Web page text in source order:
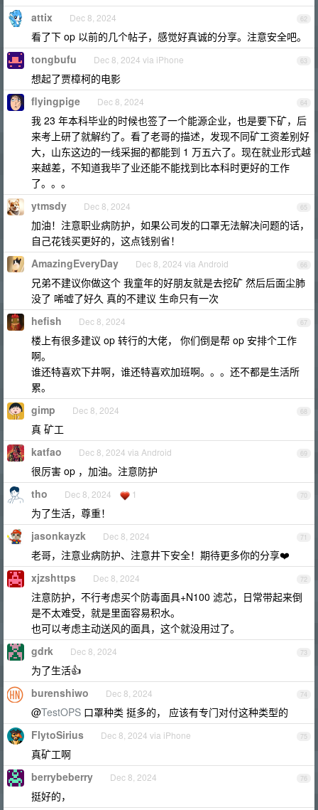
62
attix Dec 8, 2024
看了下 op 以前的几个帖子，感觉好真诚的分享。注意安全吧。
63
tongbufu Dec 8, 2024 via iPhone
想起了贾樟柯的电影
64
flyingpige Dec 8, 2024
我 23 年本科毕业的时候也签了一个能源企业，也是要下矿，后
来考上研了就解约了。看了老哥的描述，发现不同矿工资差别好
大，山东这边的一线采掘的都能到 1 万五六了。现在就业形式越
来越差，不知道我毕了业还能不能找到比本科时更好的工作
了。。。
65
ytmsdy Dec 8, 2024
加油！注意职业病防护，如果公司发的口罩无法解决问题的话，
自己花钱买更好的，这点钱别省！
66
AmazingEveryDay Dec 8, 2024 via Android
兄弟不建议你做这个 我童年的好朋友就是去挖矿 然后后面尘肺
没了 唏嘘了好久 真的不建议 生命只有一次
67
hefish Dec 8, 2024
楼上有很多建议 op 转行的大佬， 你们倒是帮 op 安排个工作
啊。
谁还特喜欢下井啊，谁还特喜欢加班啊。。。还不都是生活所
累。
68
gimp Dec 8, 2024
真 矿工
69
katfao Dec 8, 2024 via Android
很厉害 op ，加油。注意防护
70
tho Dec 8, 2024 1
为了生活，尊重！
71
jasonkayzk Dec 8, 2024
老哥，注意业病防护、注意井下安全！期待更多你的分享❤️
72
xjzshttps Dec 8, 2024
注意防护，不行考虑买个防毒面具+N100 滤芯，日常带起来倒
是不太难受，就是里面容易积水。
也可以考虑主动送风的面具，这个就没用过了。
73
gdrk Dec 8, 2024
为了生活👍
74
burenshiwo Dec 8, 2024
@TestOPS 口罩种类 挺多的， 应该有专门对付这种类型的
75
FlytoSirius Dec 8, 2024 via iPhone
真矿工啊
76
berrybeberry Dec 8, 2024
挺好的，